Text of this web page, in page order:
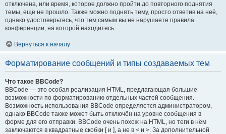
отключена, или время, которое должно пройти до повторного поднятия
темы, ещё не прошло. Также можно поднять тему, просто ответив на неё,
однако удостоверьтесь, что тем самым вы не нарушаете правила
конференции, на которой находитесь.
Вернуться к началу
Форматирование сообщений и типы создаваемых тем
Что такое BBCode?
BBCode — это особая реализация HTML, предлагающая большие
возможности по форматированию отдельных частей сообщения.
Возможность использования BBCode определяется администратором,
однако BBCode также может быть отключён на уровне сообщения в
форме для его отправки. BBCode очень похож на HTML, но теги в нём
заключаются в квадратные скобки [ и ], а не в < и >. За дополнительной